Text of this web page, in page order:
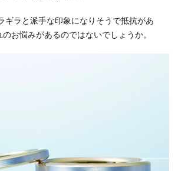
ギラと派手な印象になりそうで抵抗があ
お悩みがあるのではないでしょうか。